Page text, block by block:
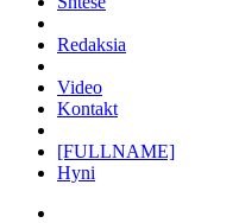
Redaksia
Video
Kontakt
[FULLNAME]
Hyni